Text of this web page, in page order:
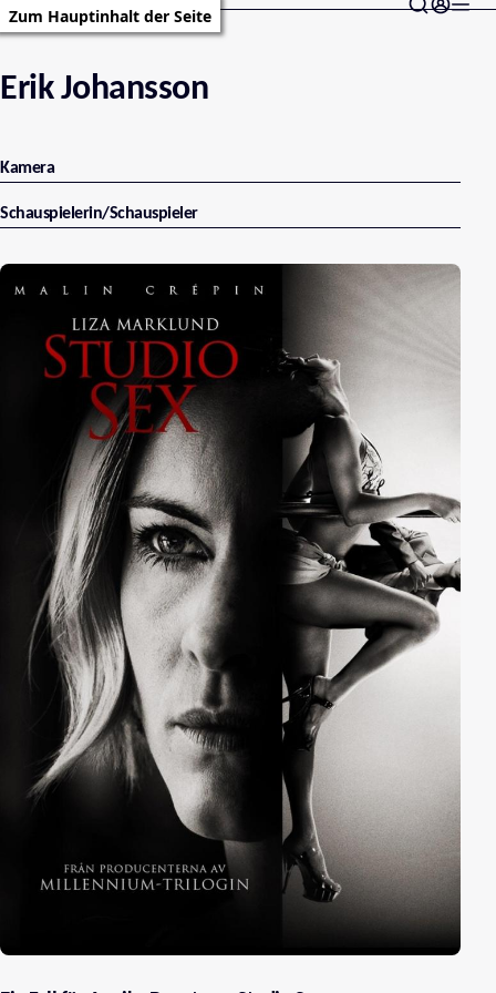
Zum Hauptinhalt der Seite
Erik Johansson
Kamera
Schauspielerin/Schauspieler